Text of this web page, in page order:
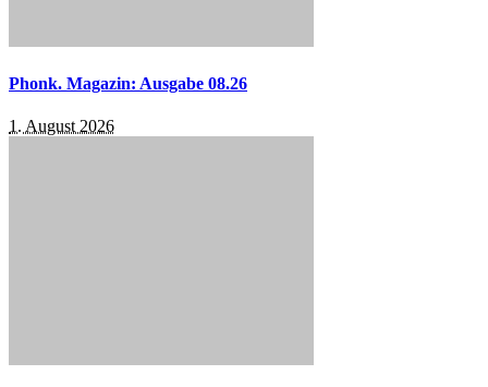
Phonk. Magazin: Ausgabe 08.26
1. August 2026